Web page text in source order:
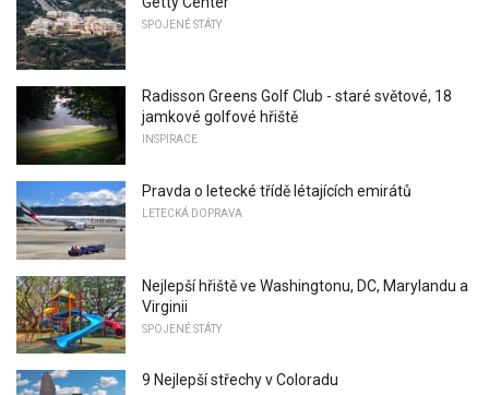
SPOJENÉ STÁTY
Radisson Greens Golf Club - staré světové, 18
jamkové golfové hřiště
INSPIRACE
Pravda o letecké třídě létajících emirátů
LETECKÁ DOPRAVA
Nejlepší hřiště ve Washingtonu, DC, Marylandu a
Virginii
SPOJENÉ STÁTY
9 Nejlepší střechy v Coloradu